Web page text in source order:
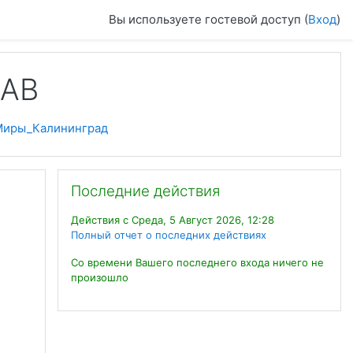
Вы используете гостевой доступ (Вход)
Последние действия
Действия с Среда, 5 Август 2026, 12:28
Полный отчет о последних действиях
Со времени Вашего последнего входа ничего не
произошло